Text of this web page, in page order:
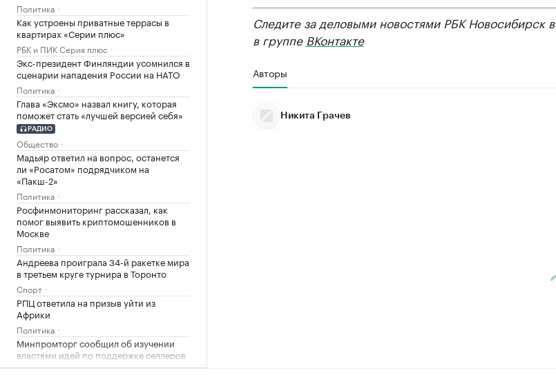
Политика
Как устроены приватные террасы в
квартирах «Серии плюс»
РБК и ПИК Серия плюс
Экс-президент Финляндии усомнился в
сценарии нападения России на НАТО
Политика
Глава «Эксмо» назвал книгу, которая
поможет стать «лучшей версией себя»
РАДИО
Общество
Мадьяр ответил на вопрос, останется
ли «Росатом» подрядчиком на
«Пакш-2»
Политика
Росфинмониторинг рассказал, как
помог выявить криптомошенников в
Москве
Политика
Андреева проиграла 34-й ракетке мира
в третьем круге турнира в Торонто
Спорт
РПЦ ответила на призыв уйти из
Африки
Политика
Минпромторг сообщил об изучении
властями идей по поддержке селлеров
WB
Следите за деловыми новостями РБК Новосибирск в
в группе ВКонтакте
Авторы
Никита Грачев